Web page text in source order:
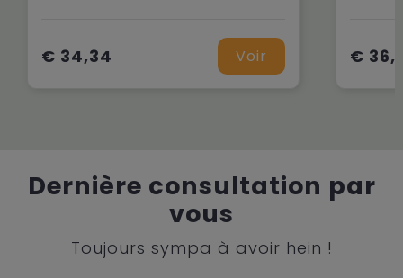
€ 34,34 Voir €
Dernière consultation par
vous
Toujours sympa à avoir hein !